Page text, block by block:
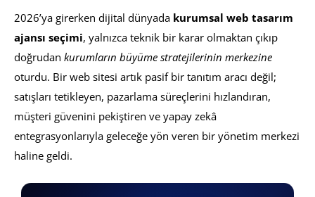
2026’ya girerken dijital dünyada kurumsal web tasarım
ajansı seçimi, yalnızca teknik bir karar olmaktan çıkıp
doğrudan kurumların büyüme stratejilerinin merkezine
oturdu. Bir web sitesi artık pasif bir tanıtım aracı değil;
satışları tetikleyen, pazarlama süreçlerini hızlandıran,
müşteri güvenini pekiştiren ve yapay zekâ
entegrasyonlarıyla geleceğe yön veren bir yönetim merkezi
haline geldi.